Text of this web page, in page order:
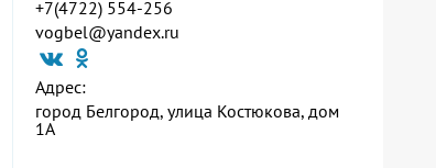
+7(4722) 554-256
vogbel@yandex.ru
Адрес:
город Белгород, улица Костюкова, дом
1А